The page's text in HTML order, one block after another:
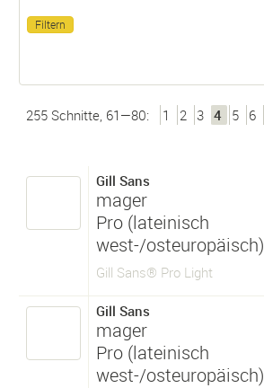
255 Schnitte, 61—80: 1 2 3 4 5 6
Gill Sans
mager
Pro (lateinisch
west-/osteuropäisch)
Gill Sans® Pro Light
Gill Sans
mager
Pro (lateinisch
west-/osteuropäisch)